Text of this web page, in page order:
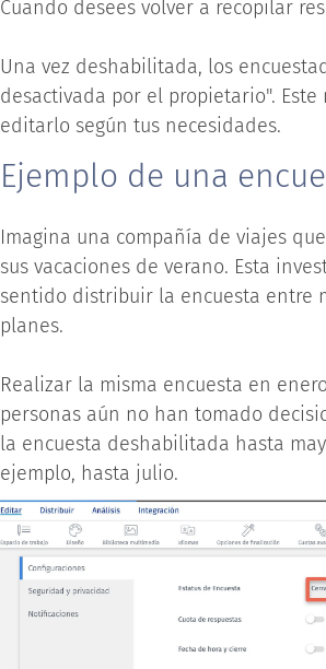
Cuando desees volver a recopilar
Una vez deshabilitada, los
desactivada por el propietario".
editarlo según tus necesidades.
Ejemplo de una
Imagina una compañía de viajes
sus vacaciones de verano. Esta
sentido distribuir la encuesta entre
planes.
Realizar la misma encuesta en
personas aún no han tomado
la encuesta deshabilitada hasta
ejemplo, hasta julio.